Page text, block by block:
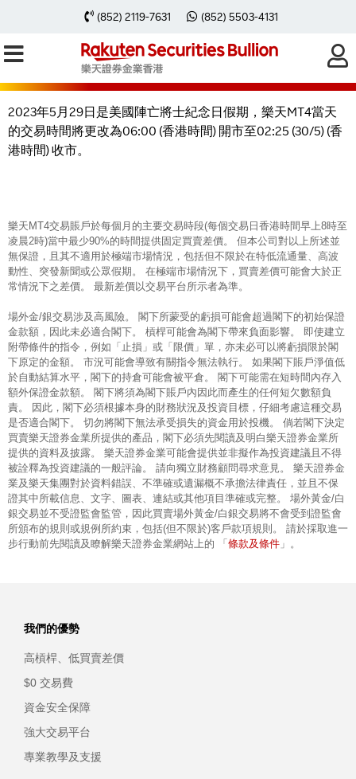
(852) 2119-7631 (852) 5503-4131
2023年5月29日樂天MT4交易時間因
美國陣亡將士紀念日假期有所轉變
2023年5月29日是美國陣亡將士紀念日假期，樂天MT4當天
的交易時間將更改為06:00 (香港時間) 開市至02:25 (30/5) (香
港時間) 收市。
樂天MT4交易賬戶於每個月的主要交易時段(每個交易日香港時間早上8時至
凌晨2時)當中最少90%的時間提供固定買賣差價。 但本公司對以上所述並
無保證，且其不適用於極端市場情況，包括但不限於在特低流通量、高波
動性、突發新聞或公眾假期。 在極端市場情況下，買賣差價可能會大於正
常情況下之差價。 最新差價以交易平台所示者為準。
場外金/銀交易涉及高風險。 閣下所蒙受的虧損可能會超過閣下的初始保證
金款額，因此未必適合閣下。 槓桿可能會為閣下帶來負面影響。 即使建立
附帶條件的指令，例如「止損」或「限價」單，亦未必可以將虧損限於閣
下原定的金額。 市況可能會導致有關指令無法執行。 如果閣下賬戶淨值低
於自動結算水平，閣下的持倉可能會被平倉。 閣下可能需在短時間內存入
額外保證金款額。 閣下將須為閣下賬戶內因此而產生的任何短欠數額負
責。 因此，閣下必須根據本身的財務狀況及投資目標，仔細考慮這種交易
是否適合閣下。 切勿將閣下無法承受損失的資金用於投機。 倘若閣下決定
買賣樂天證券金業所提供的產品，閣下必須先閱讀及明白樂天證券金業所
提供的資料及披露。 樂天證券金業可能會提供並非擬作為投資建議且不得
被詮釋為投資建議的一般評論。 請向獨立財務顧問尋求意見。 樂天證券金
業及樂天集團對於資料錯誤、不準確或遺漏概不承擔法律責任，並且不保
證其中所載信息、文字、圖表、連結或其他項目準確或完整。 場外黃金/白
銀交易並不受證監會監管，因此買賣場外黃金/白銀交易將不會受到證監會
所頒布的規則或規例所約束，包括(但不限於)客戶款項規則。 請於採取進一
步行動前先閱讀及瞭解樂天證券金業網站上的 「 條款及條件 」。
我們的優勢
高槓桿、低買賣差價
$0 交易費
資金安全保障
強大交易平台
專業教學及支援